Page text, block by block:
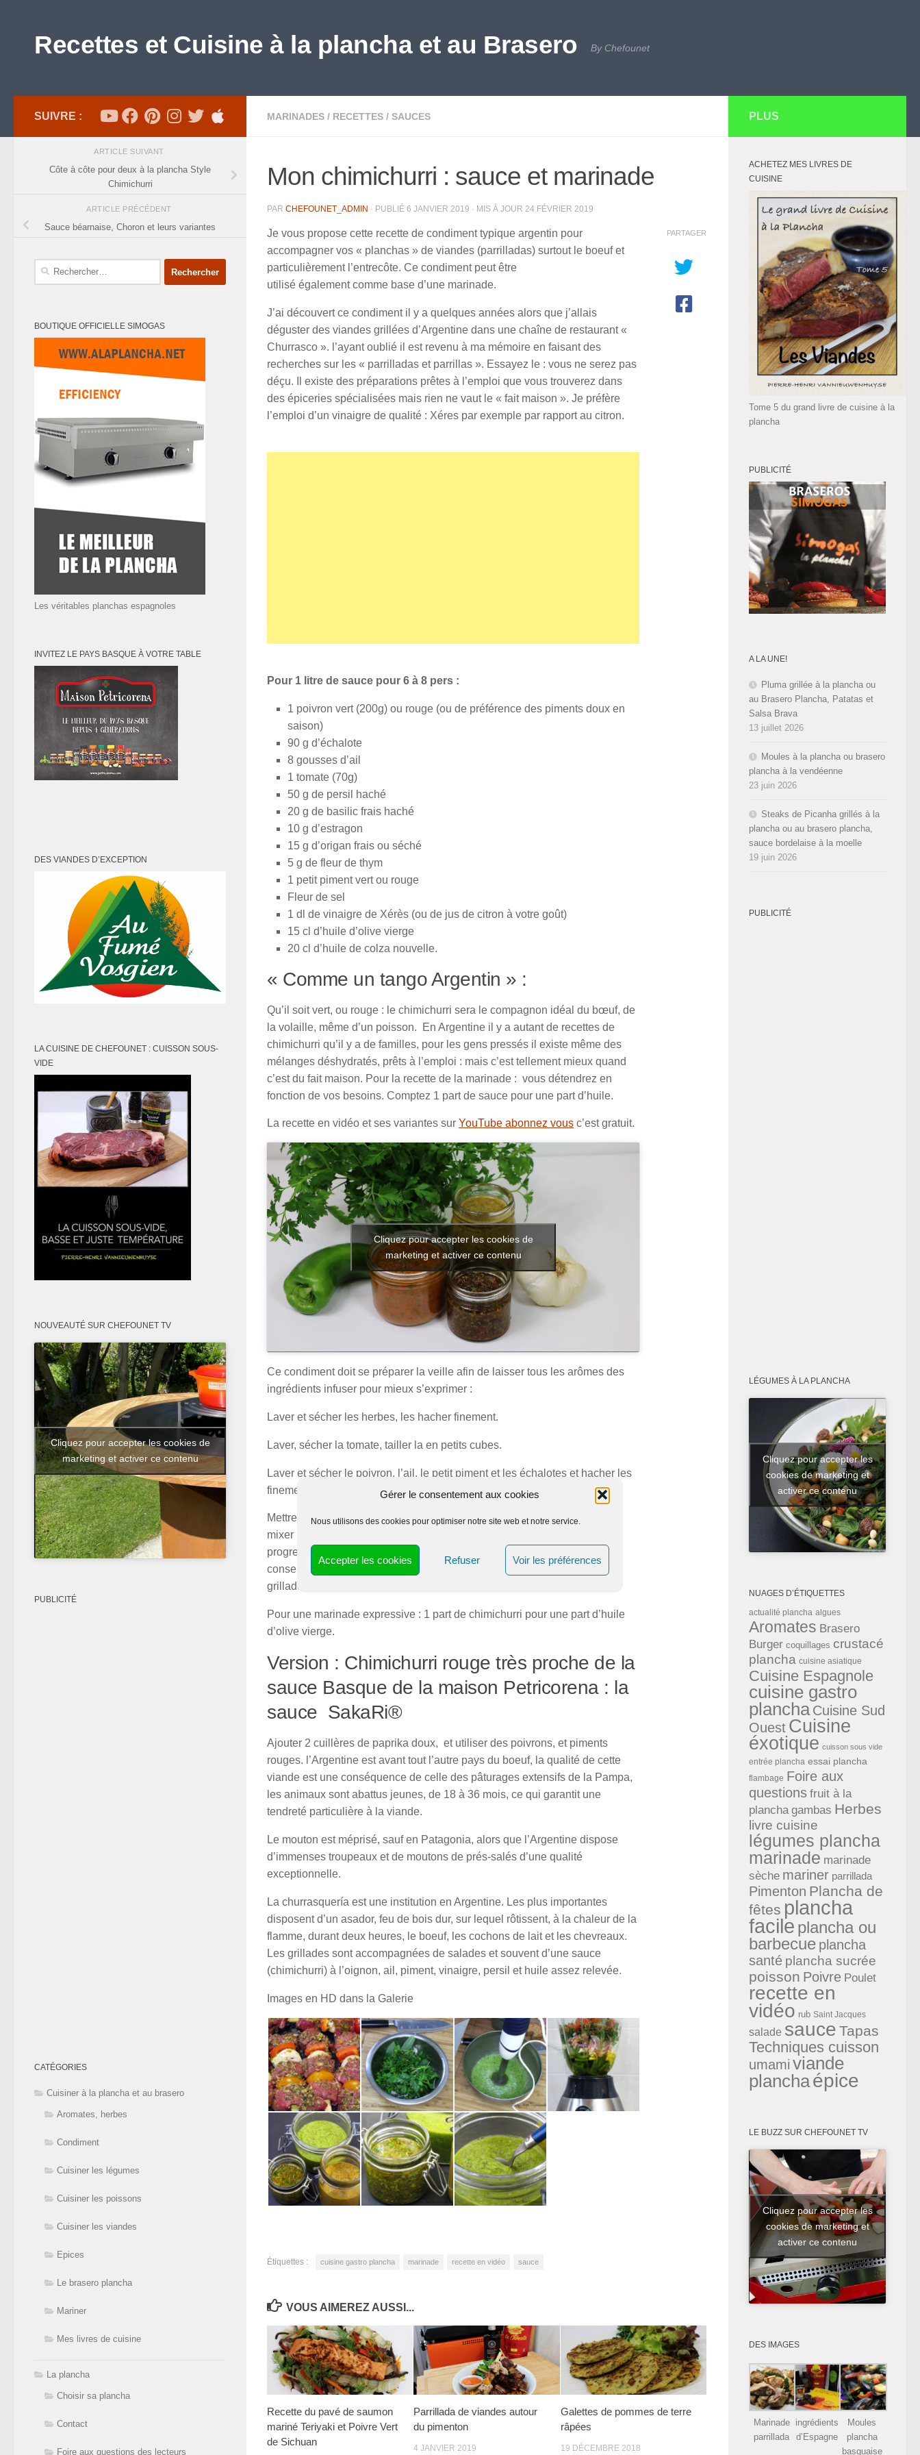
Gérer le consentement aux cookies
Nous utilisons des cookies pour optimiser notre site web et notre service.
Accepter les cookies Refuser Voir les préférences
Recettes et Cuisine à la plancha et au Brasero By Chefounet
MARINADES / RECETTES / SAUCES
Mon chimichurri : sauce et marinade
PAR CHEFOUNET_ADMIN · PUBLIÉ 6 JANVIER 2019 · MIS À JOUR 24 FÉVRIER 2019
Je vous propose cette recette de condiment typique argentin pour
accompagner vos « planchas » de viandes (parrilladas) surtout le boeuf et
particulièrement l’entrecôte. Ce condiment peut être
utilisé également comme base d’une marinade.
J’ai découvert ce condiment il y a quelques années alors que j’allais
déguster des viandes grillées d’Argentine dans une chaîne de restaurant «
Churrasco ». l’ayant oublié il est revenu à ma mémoire en faisant des
recherches sur les « parrilladas et parrillas ». Essayez le : vous ne serez pas
déçu. Il existe des préparations prêtes à l’emploi que vous trouverez dans
des épiceries spécialisées mais rien ne vaut le « fait maison ». Je préfère
l’emploi d’un vinaigre de qualité : Xéres par exemple par rapport au citron.
Pour 1 litre de sauce pour 6 à 8 pers :
1 poivron vert (200g) ou rouge (ou de préférence des piments doux en
saison)
90 g d’échalote
8 gousses d’ail
1 tomate (70g)
50 g de persil haché
20 g de basilic frais haché
10 g d’estragon
15 g d’origan frais ou séché
5 g de fleur de thym
1 petit piment vert ou rouge
Fleur de sel
1 dl de vinaigre de Xérès (ou de jus de citron à votre goût)
15 cl d’huile d’olive vierge
20 cl d’huile de colza nouvelle.
« Comme un tango Argentin » :
Qu’il soit vert, ou rouge : le chimichurri sera le compagnon idéal du bœuf, de
la volaille, même d’un poisson. En Argentine il y a autant de recettes de
chimichurri qu’il y a de familles, pour les gens pressés il existe même des
mélanges déshydratés, prêts à l’emploi : mais c’est tellement mieux quand
c’est du fait maison. Pour la recette de la marinade : vous détendrez en
fonction de vos besoins. Comptez 1 part de sauce pour une part d’huile.
La recette en vidéo et ses variantes sur YouTube abonnez vous c’est gratuit.
Cliquez pour accepter les cookies de
marketing et activer ce contenu
Ce condiment doit se préparer la veille afin de laisser tous les arômes des
ingrédients infuser pour mieux s’exprimer :
Laver et sécher les herbes, les hacher finement.
Laver, sécher la tomate, tailler la en petits cubes.
Laver et sécher le poivron, l’ail, le petit piment et les échalotes et hacher les
finement.
Mettre tous les ingrédients sauf l’huile d’olive dans le bol d’un blender et
mixer le plus finement possible et ensuite incorporer l’huile d’olive
progressivement vous obtiendrez une émulsion très aromatique que vous
conserverez quelques jours au frais et qui accompagnera toutes vos
grillades. Dépaysement garanti…
Pour une marinade expressive : 1 part de chimichurri pour une part d’huile
d’olive vierge.
Version : Chimichurri rouge très proche de la
sauce Basque de la maison Petricorena : la
sauce SakaRi®
Ajouter 2 cuillères de paprika doux, et utiliser des poivrons, et piments
rouges. l’Argentine est avant tout l’autre pays du boeuf, la qualité de cette
viande est une conséquence de celle des pâturages extensifs de la Pampa,
les animaux sont abattus jeunes, de 18 à 36 mois, ce qui garantit une
tendreté particulière à la viande.
Le mouton est méprisé, sauf en Patagonia, alors que l’Argentine dispose
d’immenses troupeaux et de moutons de prés-salés d’une qualité
exceptionnelle.
La churrasquería est une institution en Argentine. Les plus importantes
disposent d’un asador, feu de bois dur, sur lequel rôtissent, à la chaleur de la
flamme, durant deux heures, le boeuf, les cochons de lait et les chevreaux.
Les grillades sont accompagnées de salades et souvent d’une sauce
(chimichurri) à l’oignon, ail, piment, vinaigre, persil et huile assez relevée.
Images en HD dans la Galerie
Chimichurri Chimichurri à la girafe
PARTAGER
Étiquettes : cuisine gastro plancha marinade recette en vidéo sauce
VOUS AIMEREZ AUSSI...
Recette du pavé de saumon
mariné Teriyaki et Poivre Vert
de Sichuan
Parrillada de viandes autour
du pimenton
4 JANVIER 2019
Galettes de pommes de terre
râpées
19 DÉCEMBRE 2018
SUIVRE :
ARTICLE SUIVANT
Côte à côte pour deux à la plancha Style
Chimichurri
ARTICLE PRÉCÉDENT
Sauce béarnaise, Choron et leurs variantes
Rechercher :
BOUTIQUE OFFICIELLE SIMOGAS
Les véritables planchas espagnoles
INVITEZ LE PAYS BASQUE À VOTRE TABLE
DES VIANDES D’EXCEPTION
LA CUISINE DE CHEFOUNET : CUISSON SOUS-
VIDE
NOUVEAUTÉ SUR CHEFOUNET TV
Cliquez pour accepter les cookies de
marketing et activer ce contenu
PUBLICITÉ
CATÉGORIES
Cuisiner à la plancha et au brasero
Aromates, herbes
Condiment
Cuisiner les légumes
Cuisiner les poissons
Cuisiner les viandes
Epices
Le brasero plancha
Mariner
Mes livres de cuisine
La plancha
Choisir sa plancha
Contact
Foire aux questions des lecteurs
PLUS
ACHETEZ MES LIVRES DE
CUISINE
Tome 5 du grand livre de cuisine à la
plancha
PUBLICITÉ
A LA UNE!
Pluma grillée à la plancha ou
au Brasero Plancha, Patatas et
Salsa Brava
13 juillet 2026
Moules à la plancha ou brasero
plancha à la vendéenne
23 juin 2026
Steaks de Picanha grillés à la
plancha ou au brasero plancha,
sauce bordelaise à la moelle
19 juin 2026
PUBLICITÉ
LÉGUMES À LA PLANCHA
Cliquez pour accepter les
cookies de marketing et
activer ce contenu
NUAGES D’ÉTIQUETTES
actualité plancha algues
Aromates Brasero
Burger coquillages crustacé
plancha cuisine asiatique
Cuisine Espagnole
cuisine gastro
plancha Cuisine Sud
Ouest Cuisine
éxotique cuisson sous vide
entrée plancha essai plancha
flambage Foire aux
questions fruit à la
plancha gambas Herbes
livre cuisine
légumes plancha
marinade marinade
sèche mariner parrillada
Pimenton Plancha de
fêtes plancha
facile plancha ou
barbecue plancha
santé plancha sucrée
poisson Poivre Poulet
recette en
vidéo rub Saint Jacques
salade sauce Tapas
Techniques cuisson
umami viande
planchaépice
LE BUZZ SUR CHEFOUNET TV
Cliquez pour accepter les
cookies de marketing et
activer ce contenu
DES IMAGES
Marinade
parrillada
ingrédients
d’Espagne
Moules
plancha
basquaise